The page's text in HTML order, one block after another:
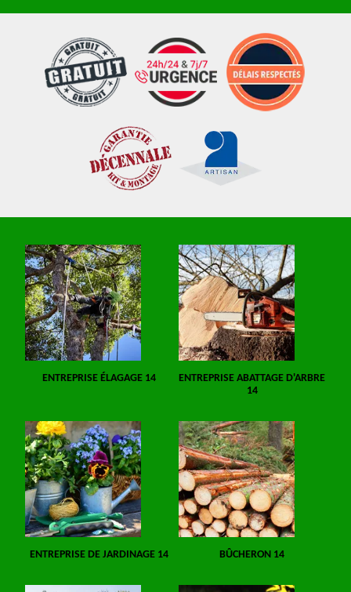
ENTREPRISE ÉLAGAGE 14
ENTREPRISE ABATTAGE D'ARBRE
14
ENTREPRISE DE JARDINAGE 14 BÛCHERON 14